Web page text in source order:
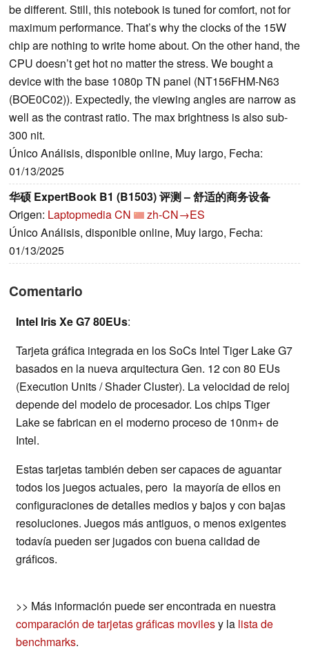
be different. Still, this notebook is tuned for comfort, not for
maximum performance. That’s why the clocks of the 15W
chip are nothing to write home about. On the other hand, the
CPU doesn’t get hot no matter the stress. We bought a
device with the base 1080p TN panel (NT156FHM-N63
(BOE0C02)). Expectedly, the viewing angles are narrow as
well as the contrast ratio. The max brightness is also sub-
300 nit.
Único Análisis, disponible online, Muy largo, Fecha:
01/13/2025
华硕 ExpertBook B1 (B1503) 评测 – 舒适的商务设备
Origen: Laptopmedia CN
zh-CN→ES
Único Análisis, disponible online, Muy largo, Fecha:
01/13/2025
Comentario
Intel Iris Xe G7 80EUs:
Tarjeta gráfica integrada en los SoCs Intel Tiger Lake G7
basados en la nueva arquitectura Gen. 12 con 80 EUs
(Execution Units / Shader Cluster). La velocidad de reloj
depende del modelo de procesador. Los chips Tiger
Lake se fabrican en el moderno proceso de 10nm+ de
Intel.
Estas tarjetas también deben ser capaces de aguantar
todos los juegos actuales, pero la mayoría de ellos en
configuraciones de detalles medios y bajos y con bajas
resoluciones. Juegos más antiguos, o menos exigentes
todavía pueden ser jugados con buena calidad de
gráficos.
>> Más información puede ser encontrada en nuestra
comparación de tarjetas gráficas movilesy la lista de
benchmarks.